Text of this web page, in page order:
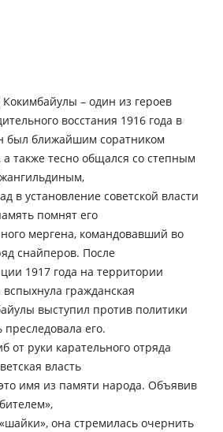
– один из героев
восстания 1916 года в
был ближайшим соратником
также тесно общался со степным
в установление советской власти
помнят его
мергена, командовавший во
снайперов. После
1917 года на территории
гражданская
выступил против политики
преследовала его.
от руки карательного отряда
власть
имя из памяти народа. Объявив
она стремилась очернить